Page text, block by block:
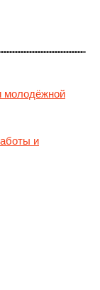
молодёжной
и